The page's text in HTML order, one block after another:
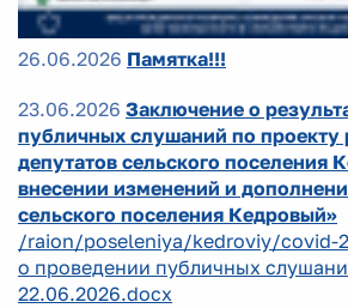
26.06.2026 Памятка!!!
23.06.2026 Заключение о
публичных слушаний по проекту
депутатов сельского поселения
внесении изменений и
сельского поселения Кедровый»
/raion/poseleniya/kedroviy/covid-
о проведении публичных
22.06.2026.docx